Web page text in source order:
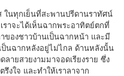
ในทุกเย็นที่สะพานปรีดานราทัศน์
ราจะได้เห็นฉากพระอาทิตย์ตกที่
ของชาวบ้านเป็นฉากหน้า และมี
ป็นฉากหลังอยู่ไม่ไกล ด้านหลังนั้น
ายสวยงามมาจอดเรียงราย ซึ่ง
งใจ และทำให้เราลาจาก